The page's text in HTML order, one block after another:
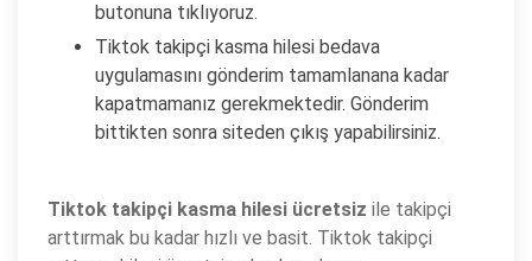
butonuna tıklıyoruz.
Tiktok takipçi kasma hilesi bedava
uygulamasını gönderim tamamlanana kadar
kapatmamanız gerekmektedir. Gönderim
bittikten sonra siteden çıkış yapabilirsiniz.
Tiktok takipçi kasma hilesi ücretsiz ile takipçi
arttırmak bu kadar hızlı ve basit. Tiktok takipçi